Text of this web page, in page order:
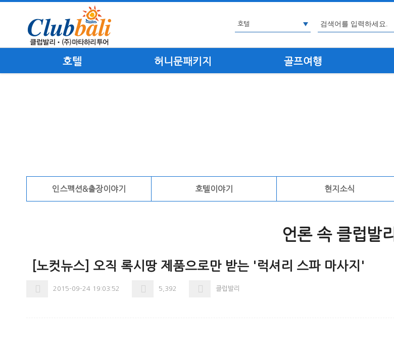
호텔 허니문패키지 골프여행
인스펙션&출장이야기 호텔이야기 현지소식
언론 속 클럽발리
[노컷뉴스] 오직 록시땅 제품으로만 받는 '럭셔리 스파 마사지'
2015-09-24 19:03:52 5,392 클럽발리